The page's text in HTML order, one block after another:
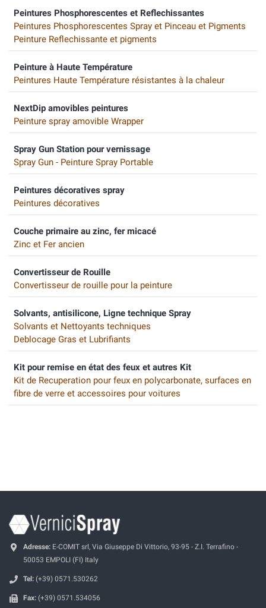
Peintures Phosphorescentes et Reflechissantes
Peintures Phosphorescentes Spray et Pinceau et Pigments
Peinture Reflechissante et pigments
Peinture à Haute Température
Peintures Haute Température résistantes à la chaleur
NextDip amovibles peintures
Peinture spray amovible Wrapper
Spray Gun Station pour vernissage
Spray Gun - Peinture Spray Portable
Peintures décoratives spray
Peintures décoratives
Couche primaire au zinc, fer micacé
Zinc et Fer ancien
Convertisseur de Rouille
Convertisseur de rouille pour la peinture
Solvants, antisilicone, Ligne technique Spray
Solvants et Nettoyants techniques
Deblocage Gras et Lubrifiants
Kit pour remise en état des feux et autres Kit
Kit de Recuperation pour feux en polycarbonate, surfaces en
fibre de verre et accessoires pour voitures
Adresse: E-COMIT srl, Via Giuseppe Di Vittorio, 93-95 - Z.I. Terrafino -
50053 EMPOLI (FI) Italy
Tel: (+39) 0571.530262
Fax: (+39) 0571.534056